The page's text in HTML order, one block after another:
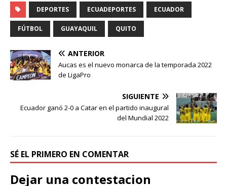
DEPORTES ECUADEPORTES ECUADOR
FÚTBOL GUAYAQUIL QUITO
ANTERIOR
Aucas es el nuevo monarca de la temporada 2022
de LigaPro
SIGUIENTE
Ecuador ganó 2-0 a Catar en el partido inaugural
del Mundial 2022
SÉ EL PRIMERO EN COMENTAR
Dejar una contestacion